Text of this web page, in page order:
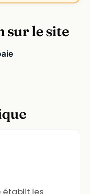
sur le site
établit les